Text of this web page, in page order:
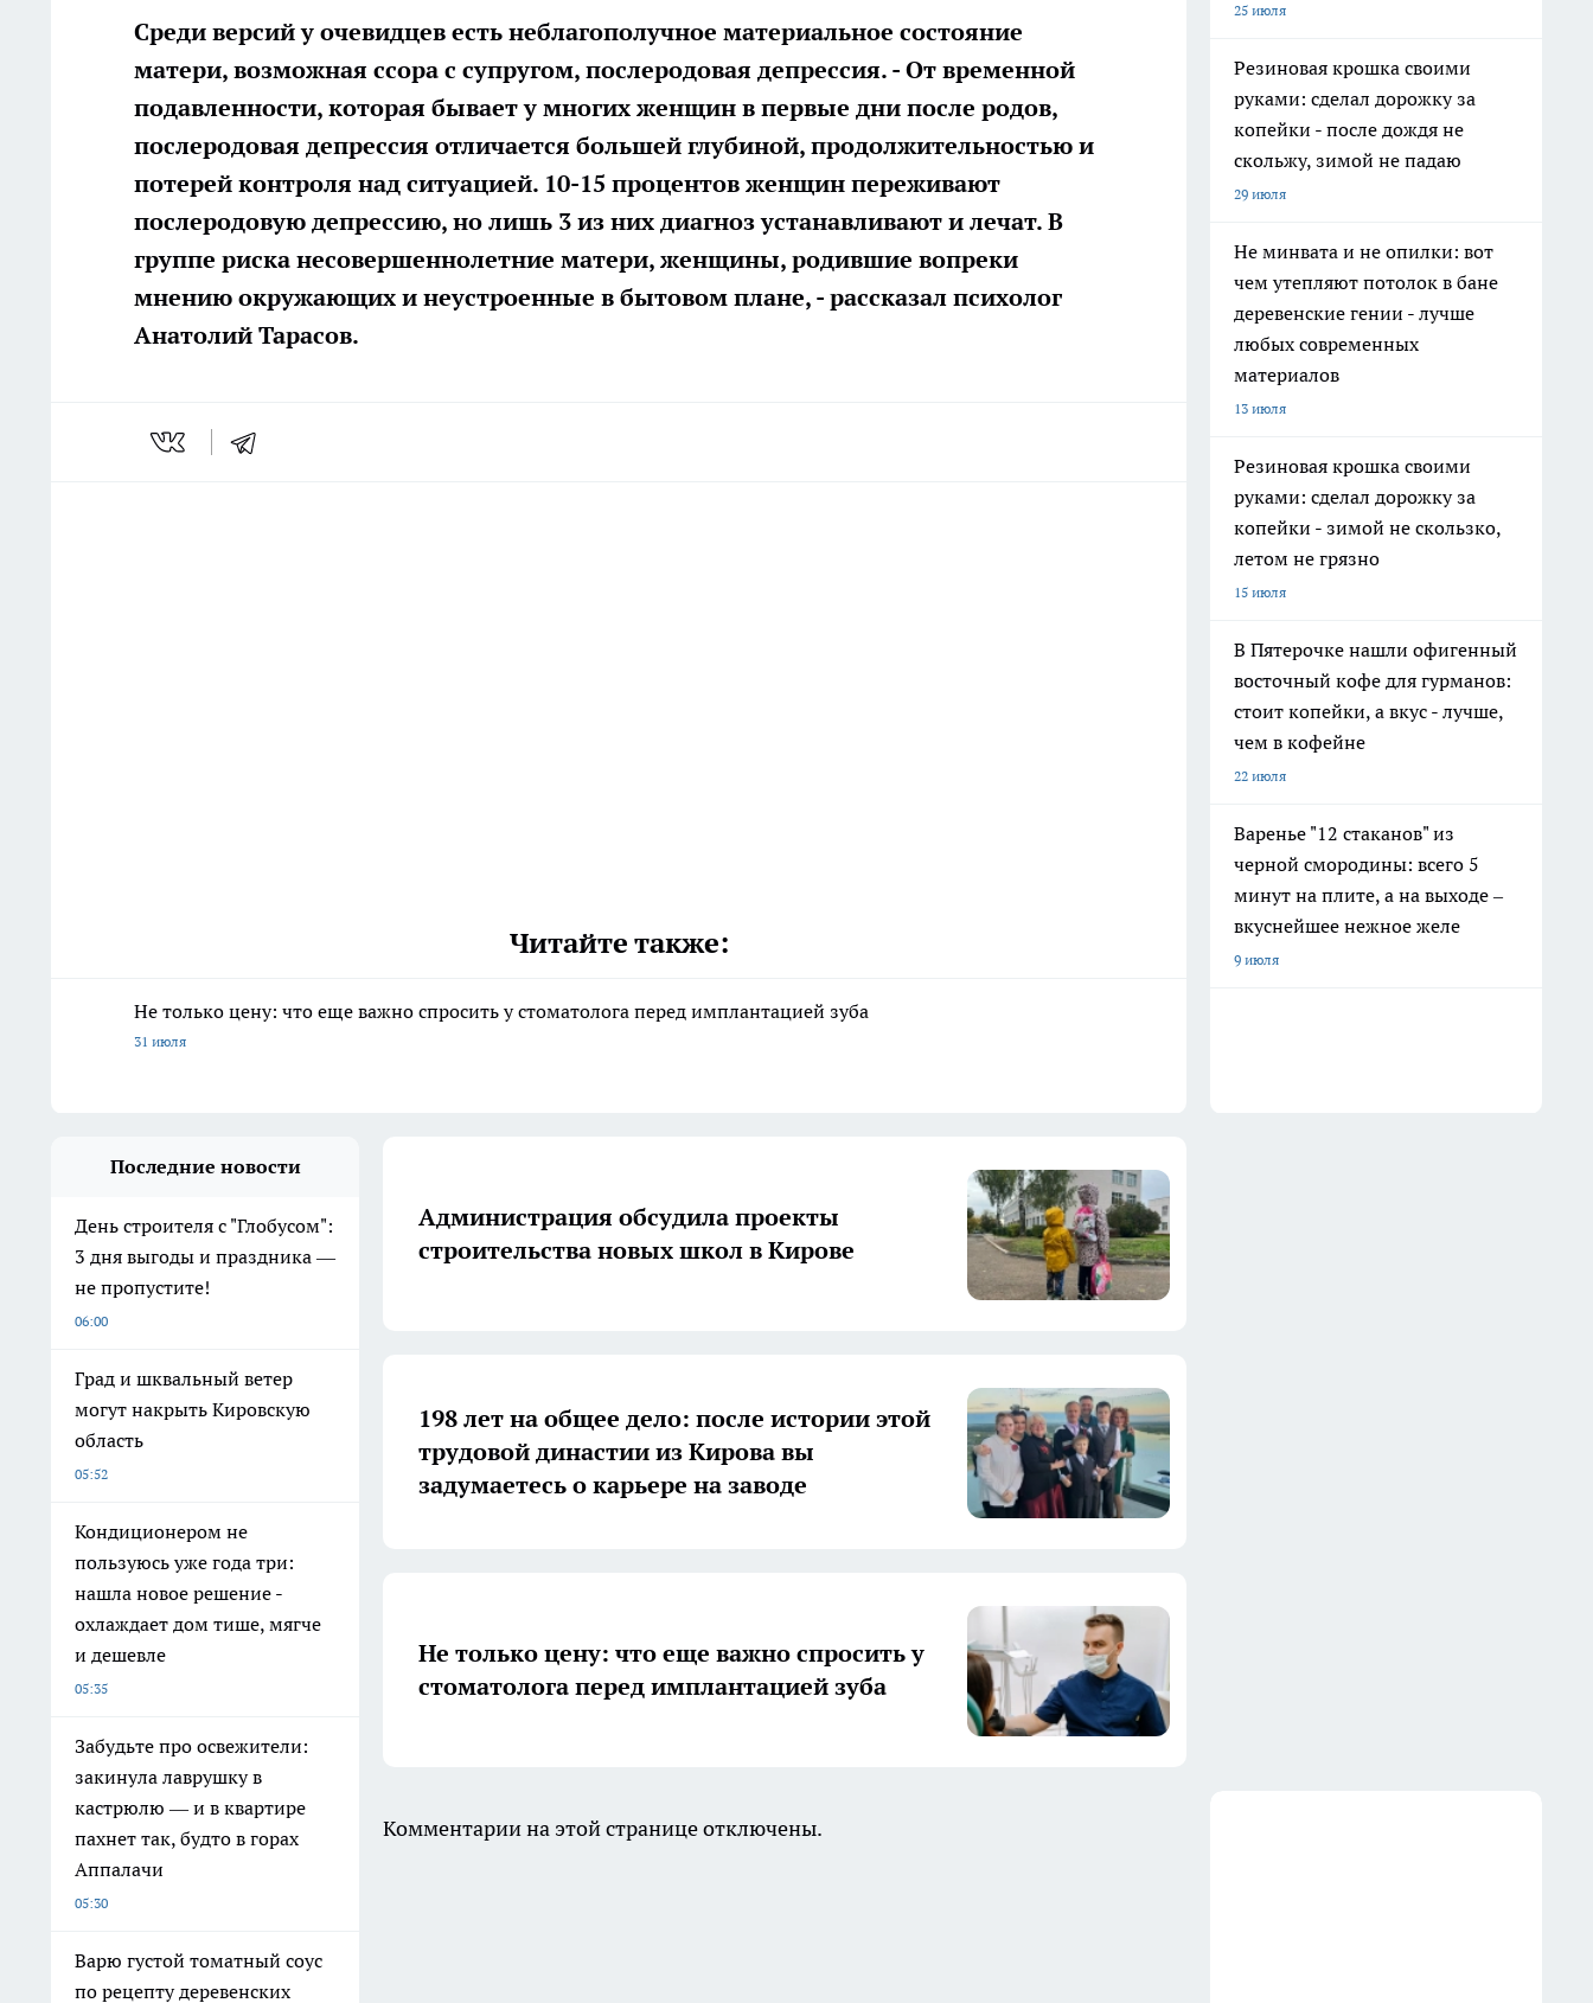
Среди версий у очевидцев есть неблагополучное материальное состояние
матери, возможная ссора с супругом, послеродовая депрессия. - От временной
подавленности, которая бывает у многих женщин в первые дни после родов,
послеродовая депрессия отличается большей глубиной, продолжительностью и
потерей контроля над ситуацией. 10-15 процентов женщин переживают
послеродовую депрессию, но лишь 3 из них диагноз устанавливают и лечат. В
группе риска несовершеннолетние матери, женщины, родившие вопреки
мнению окружающих и неустроенные в бытовом плане, - рассказал психолог
Анатолий Тарасов.
Читайте также:
Не только цену: что еще важно спросить у стоматолога перед имплантацией зуба
31 июля
25 июля
Резиновая крошка своими
руками: сделал дорожку за
копейки - после дождя не
скольжу, зимой не падаю
29 июля
Не минвата и не опилки: вот
чем утепляют потолок в бане
деревенские гении - лучше
любых современных
материалов
13 июля
Резиновая крошка своими
руками: сделал дорожку за
копейки - зимой не скользко,
летом не грязно
15 июля
В Пятерочке нашли офигенный
восточный кофе для гурманов:
стоит копейки, а вкус - лучше,
чем в кофейне
22 июля
Варенье "12 стаканов" из
черной смородины: всего 5
минут на плите, а на выходе –
вкуснейшее нежное желе
9 июля
Последние новости
День строителя с "Глобусом":
3 дня выгоды и праздника —
не пропустите!
06:00
Град и шквальный ветер
могут накрыть Кировскую
область
05:52
Кондиционером не
пользуюсь уже года три:
нашла новое решение -
охлаждает дом тише, мягче
и дешевле
05:35
Забудьте про освежители:
закинула лаврушку в
кастрюлю — и в квартире
пахнет так, будто в горах
Аппалачи
05:30
Варю густой томатный соус
по рецепту деревенских
Администрация обсудила проекты
строительства новых школ в Кирове
198 лет на общее дело: после истории этой
трудовой династии из Кирова вы
задумаетесь о карьере на заводе
Не только цену: что еще важно спросить у
стоматолога перед имплантацией зуба
Комментарии на этой странице отключены.